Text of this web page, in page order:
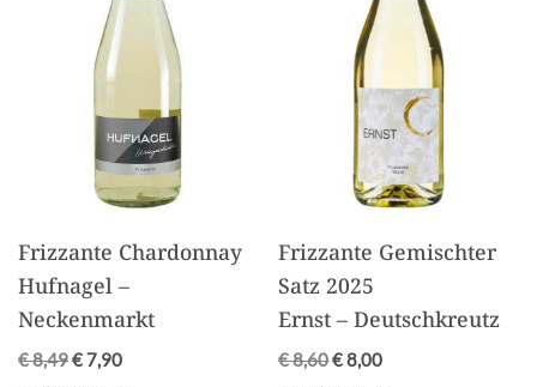
Frizzante Chardonnay
Hufnagel –
Neckenmarkt
€8,49€ 7,90
Frizzante Gemischter
Satz 2025
Ernst – Deutschkreutz
€8,60€8,00